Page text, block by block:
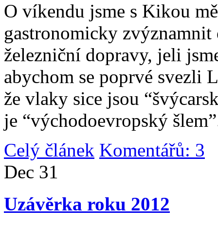
O víkendu jsme s Kikou
gastronomicky
železniční dopravy, jeli
abychom se poprvé svezli
že vlaky sice jsou
je “východoevropský
Celý článek Komentářů: 3
Dec 31
Uzávěrka roku 2012